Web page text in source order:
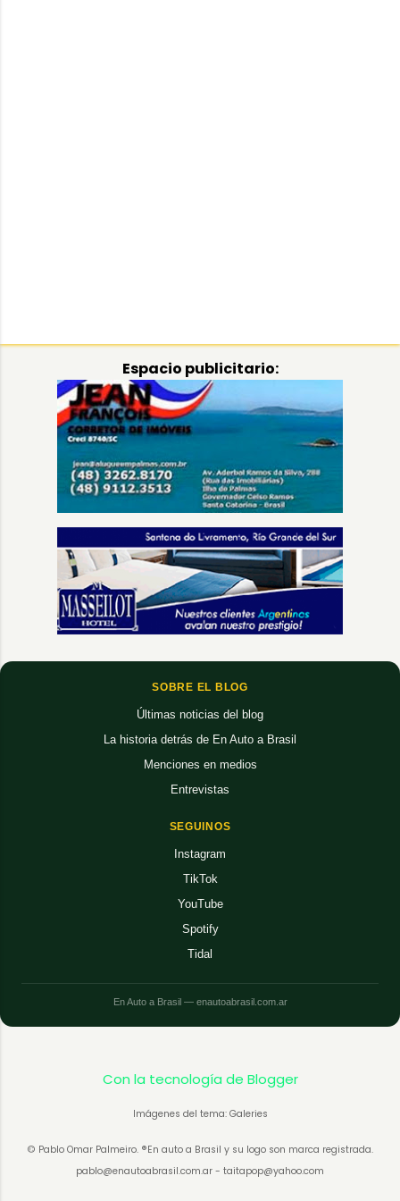
Espacio publicitario:
SOBRE EL BLOG
Últimas noticias del blog
La historia detrás de En Auto a Brasil
Menciones en medios
Entrevistas
SEGUINOS
Instagram
TikTok
YouTube
Spotify
Tidal
En Auto a Brasil — enautoabrasil.com.ar
Con la tecnología de Blogger
Imágenes del tema: Galeries
© Pablo Omar Palmeiro. ®En auto a Brasil y su logo son marca registrada.
pablo@enautoabrasil.com.ar - taitapop@yahoo.com